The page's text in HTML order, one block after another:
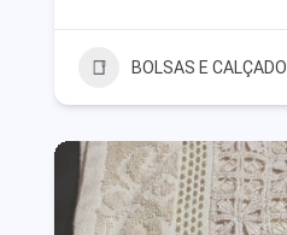
BOLSAS E CALÇADO